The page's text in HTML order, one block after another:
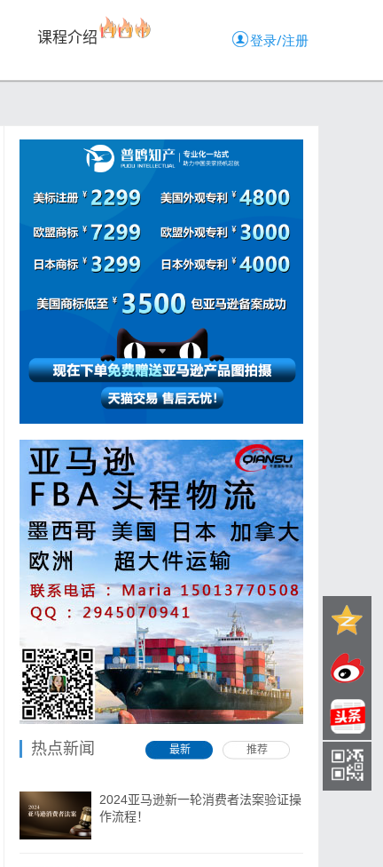
课程介绍
热点新闻 最新 推荐
2024亚马逊新一轮消费者法案验证操
作流程！